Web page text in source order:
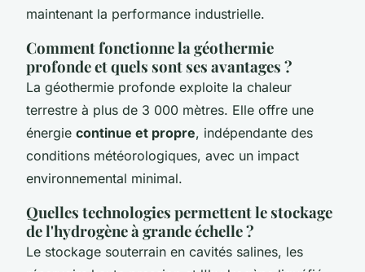
maintenant la performance industrielle.
Comment fonctionne la géothermie
profonde et quels sont ses avantages ?
La géothermie profonde exploite la chaleur
terrestre à plus de 3 000 mètres. Elle offre une
énergie continue et propre, indépendante des
conditions météorologiques, avec un impact
environnemental minimal.
Quelles technologies permettent le stockage
de l'hydrogène à grande échelle ?
Le stockage souterrain en cavités salines, les